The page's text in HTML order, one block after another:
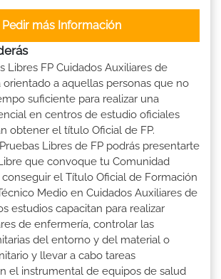
Pedir más Información
Libres FP Cuidados Auxiliares de
orientado a aquellas personas que no
suficiente para realizar una
en centros de estudio oficiales
obtener el título Oficial de FP.
Libres de FP podrás presentarte
que convoque tu Comunidad
el Título Oficial de Formación
Medio en Cuidados Auxiliares de
estudios capacitan para realizar
de enfermería, controlar las
del entorno y del material o
y llevar a cabo tareas
el instrumental de equipos de salud